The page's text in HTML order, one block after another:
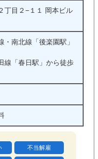
丁目２−１１ 岡本ビル
南北線「後楽園駅」
線「春日駅」から徒歩
不当解雇